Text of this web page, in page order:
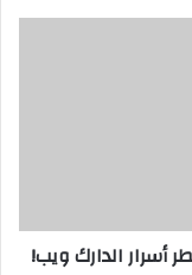
الدارك ويب!